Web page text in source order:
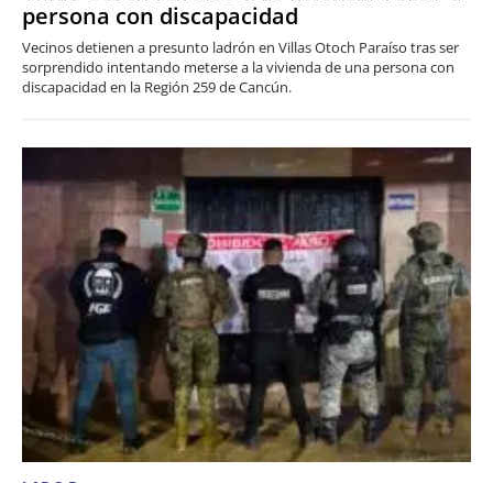
persona con discapacidad
Vecinos detienen a presunto ladrón en Villas Otoch Paraíso tras ser
sorprendido intentando meterse a la vivienda de una persona con
discapacidad en la Región 259 de Cancún.